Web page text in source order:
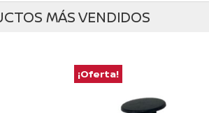
$1,725.33.
$4,725.57.
MÁS VENDIDOS
¡Oferta!